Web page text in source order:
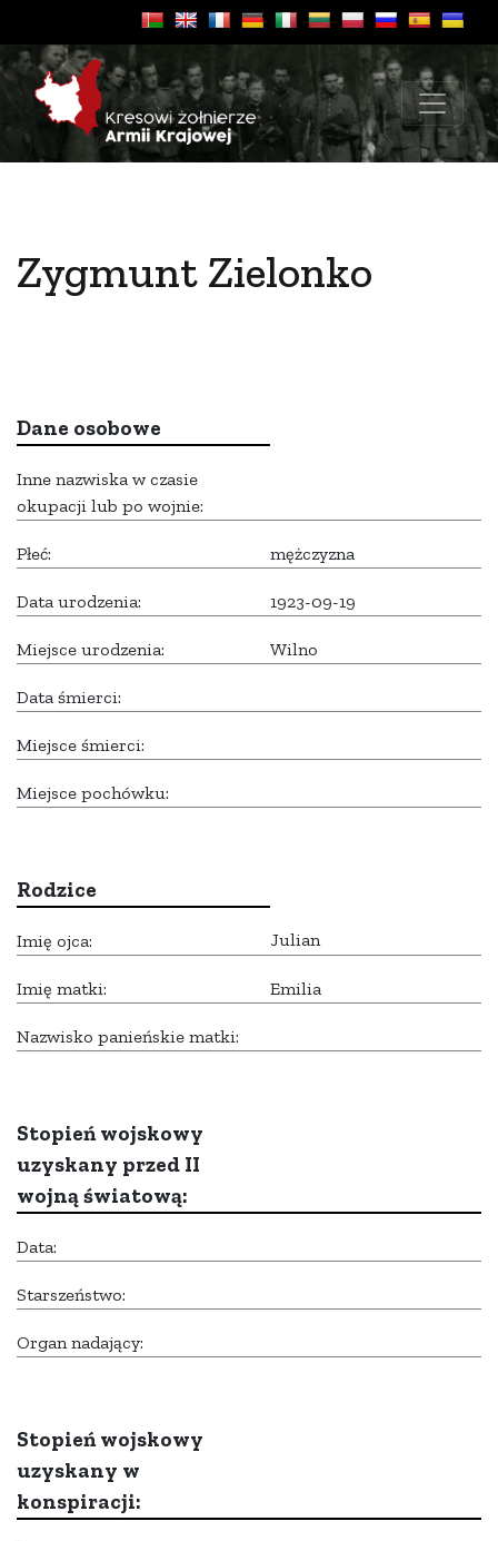
Zygmunt Zielonko
Dane osobowe
Inne nazwiska w czasie
okupacji lub po wojnie:
Płeć: mężczyzna
Data urodzenia: 1923-09-19
Miejsce urodzenia: Wilno
Data śmierci:
Miejsce śmierci:
Miejsce pochówku:
Rodzice
Imię ojca: Julian
Imię matki: Emilia
Nazwisko panieńskie matki:
Stopień wojskowy
uzyskany przed II
wojną światową:
Data:
Starszeństwo:
Organ nadający:
Stopień wojskowy
uzyskany w
konspiracji: